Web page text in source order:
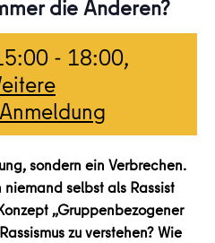
die Anderen?
- 18:00,
sondern ein Verbrechen.
selbst als Rassist
„Gruppenbezogener
zu verstehen? Wie